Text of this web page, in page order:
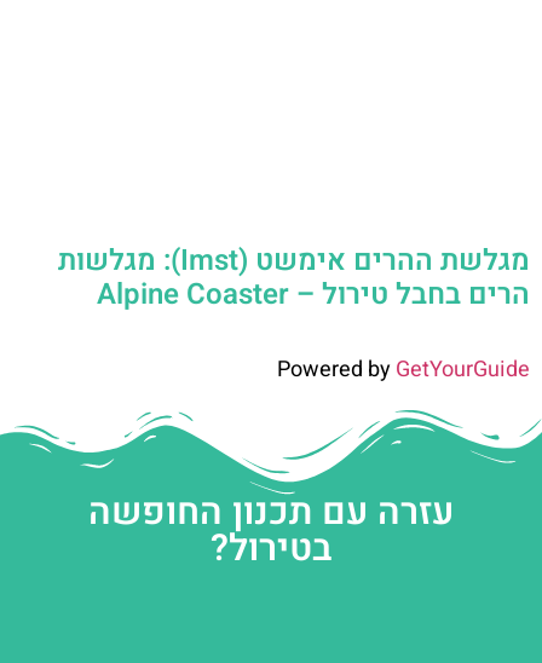
מגלשת ההרים אימשט (Imst): מגלשות
הרים בחבל טירול – Alpine Coaster
Powered byGetYourGuide
עזרה עם תכנון החופשה
בטירול?